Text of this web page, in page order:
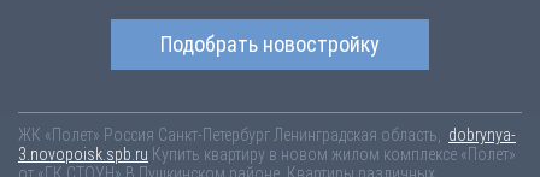
Подобрать новостройку
ЖК «Полет» Россия Санкт-Петербург Ленинградская область,
dobrynya-
3.novopoisk.spb.ru Купить квартиру в новом жилом комплексе «Полет»